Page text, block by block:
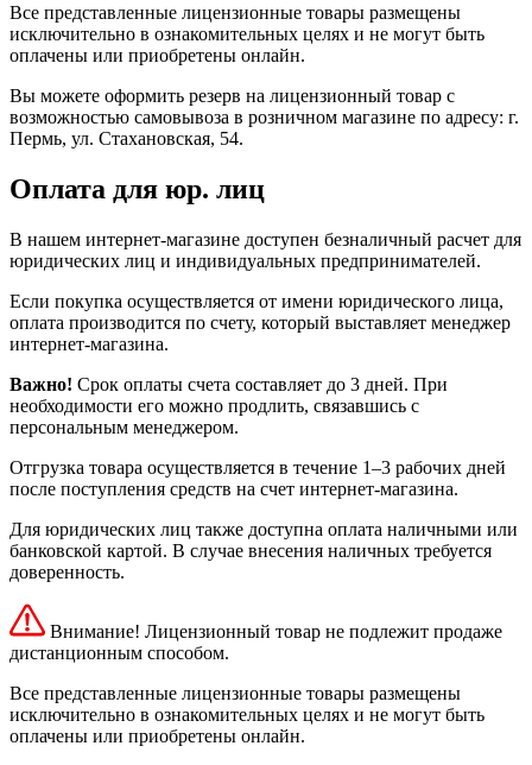
Все представленные лицензионные товары размещены
исключительно в ознакомительных целях и не могут быть
оплачены или приобретены онлайн.
Вы можете оформить резерв на лицензионный товар с
возможностью самовывоза в розничном магазине по адресу: г.
Пермь, ул. Стахановская, 54.
Оплата для юр. лиц
В нашем интернет-магазине доступен безналичный расчет для
юридических лиц и индивидуальных предпринимателей.
Если покупка осуществляется от имени юридического лица,
оплата производится по счету, который выставляет менеджер
интернет-магазина.
Важно! Срок оплаты счета составляет до 3 дней. При
необходимости его можно продлить, связавшись с
персональным менеджером.
Отгрузка товара осуществляется в течение 1–3 рабочих дней
после поступления средств на счет интернет-магазина.
Для юридических лиц также доступна оплата наличными или
банковской картой. В случае внесения наличных требуется
доверенность.
Внимание! Лицензионный товар не подлежит продаже
дистанционным способом.
Все представленные лицензионные товары размещены
исключительно в ознакомительных целях и не могут быть
оплачены или приобретены онлайн.